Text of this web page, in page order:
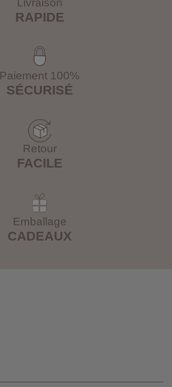
Livraison
RAPIDE
Paiement 100%
SÉCURISÉ
Retour
FACILE
Emballage
CADEAUX